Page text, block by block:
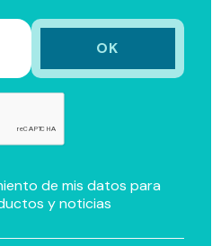
de mis datos para
y noticias